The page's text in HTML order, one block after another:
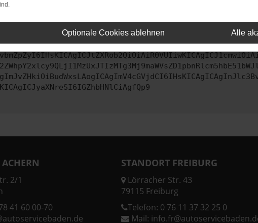
uns bitte. Wir werden versuchen, das Problem zu beheben. Du
2/1
41 60 00-70
STANDORT FREIBURG
Lörracher Str. 43
79115 Freiburg
Telefon: 0 76 11 37 32 25 0
Mail:
Optionale Cookies ablehnen Alle